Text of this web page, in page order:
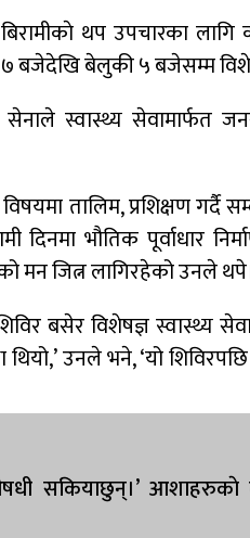
थप उपचारका लागि
बजेदेखि बेलुकी ५ बजेसम्म
सेनाले स्वास्थ्य सेवामार्फत
तालिम, प्रशिक्षण गर्दै
भौतिक पूर्वाधार
मन जित्न लागिरहेको उनले
बसेर विशेषज्ञ स्वास्थ्य
उनले भने, ‘यो
सकियाछुन्।’ आशाहरुकाे